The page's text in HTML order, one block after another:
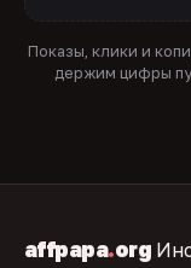
Показы, клики и
держим цифры
affpapa.org